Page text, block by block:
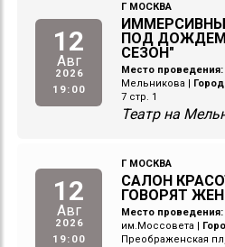
12
Авг
2026
19:00
Г МОСКВА
ПОД
СЕЗОН"
Место проведения:
Мельникова
7 стр. 1
Театр на
12
Авг
2026
19:00
Г МОСКВА
САЛОН
ГОВОРЯТ
Место проведения:
им.Моссовета
Преображенская